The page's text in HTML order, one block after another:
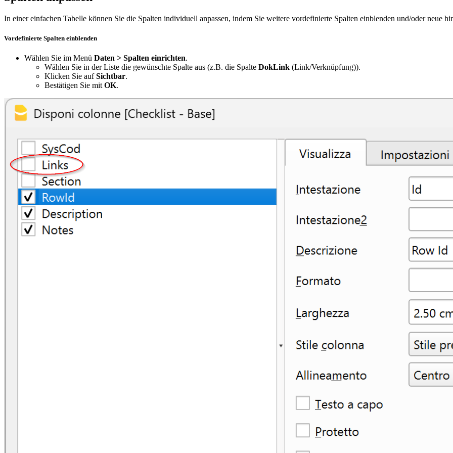
In einer einfachen Tabelle können Sie die Spalten individuell anpassen, indem Sie weitere vordefinierte Spalten einblenden und/oder neue
Vordefinierte Spalten einblenden
Wählen Sie im Menü Daten > Spalten einrichten.
Wählen Sie in der Liste die gewünschte Spalte aus (z.B. die Spalte DokLink (Link/Verknüpfung)).
Klicken Sie aufSichtbar.
Bestätigen Sie mitOK.